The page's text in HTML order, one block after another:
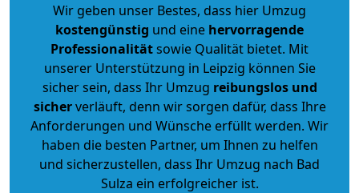
Wir geben unser Bestes, dass hier Umzug
kostengünstig und eine hervorragende
Professionalitätsowie Qualität bietet. Mit
unserer Unterstützung in Leipzig können Sie
sicher sein, dass Ihr Umzug reibungslos und
sicherverläuft, denn wir sorgen dafür, dass Ihre
Anforderungen und Wünsche erfüllt werden. Wir
haben die besten Partner, um Ihnen zu helfen
und sicherzustellen, dass Ihr Umzug nach Bad
Sulza ein erfolgreicher ist.